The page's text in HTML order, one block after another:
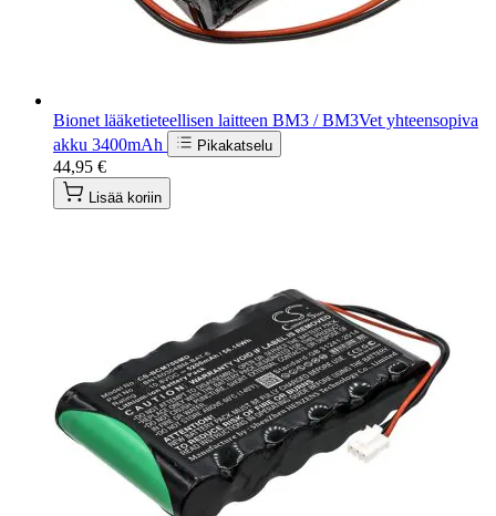
Bionet lääketieteellisen laitteen BM3 / BM3Vet yhteensopiva
akku 3400mAh
Pikakatselu
44,95 €
Lisää koriin